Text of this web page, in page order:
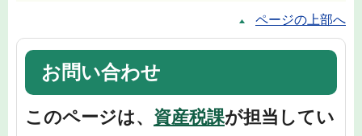
ページの上部へ
お問い合わせ
このページは、 資産税課が担当してい